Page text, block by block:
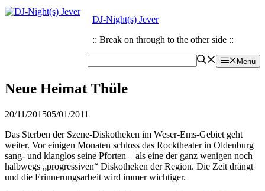
Zum
Zum
DJ-Night(s) Jever
:: Break on through to the other side ::
Menü
Neue Heimat Thüle
20/11/201505/01/2011
Das Sterben der Szene-Diskotheken im Weser-Ems-Gebiet geht
weiter. Vor einigen Monaten schloss das Rocktheater in Oldenburg
sang- und klanglos seine Pforten – als eine der ganz wenigen noch
halbwegs „progressiven“ Diskotheken der Region. Die Zeit drängt
und die Erinnerungsarbeit wird immer wichtiger.